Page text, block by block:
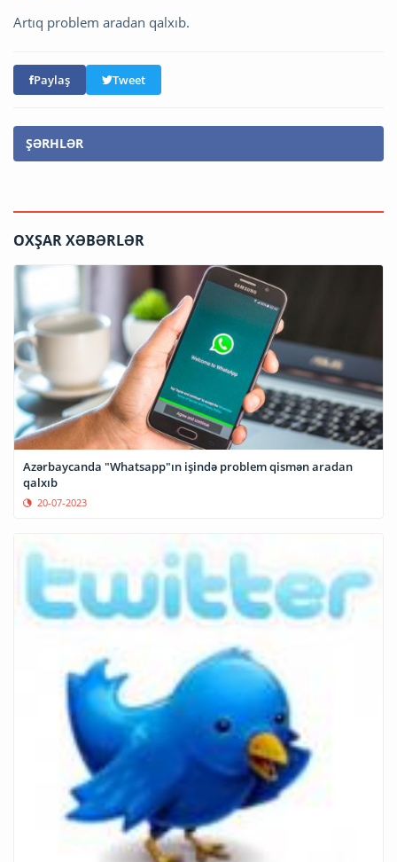
Artıq problem aradan qalxıb.
Paylaş Tweet
ŞƏRHLƏR
OXŞAR XƏBƏRLƏR
Azərbaycanda "Whatsapp"ın işində problem qismən aradan
qalxıb
20-07-2023